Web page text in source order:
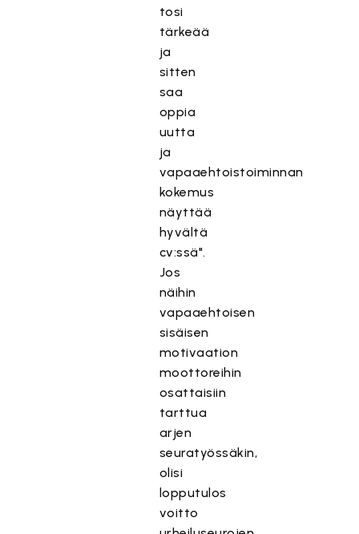
tosi
tärkeää
ja
sitten
saa
oppia
uutta
ja
vapaaehtoistoiminnan
kokemus
näyttää
hyvältä
cv:ssä".
Jos
näihin
vapaaehtoisen
sisäisen
motivaation
moottoreihin
osattaisiin
tarttua
arjen
seuratyössäkin,
olisi
lopputulos
voitto